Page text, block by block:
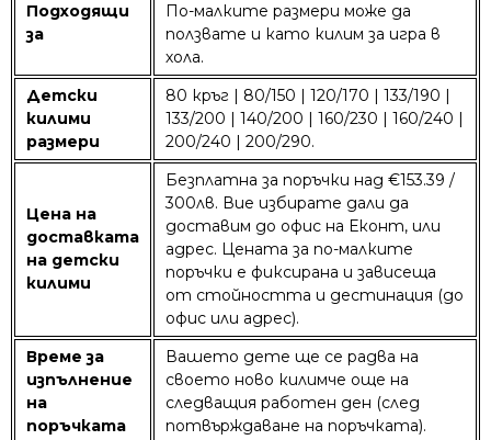
Подходящи
за
По-малките размери може да
ползвате и като килим за игра в
хола.
Детски
килими
размери
80 кръг | 80/150 | 120/170 | 133/190 |
133/200 | 140/200 | 160/230 | 160/240 |
200/240 | 200/290.
Цена на
доставката
на детски
килими
Безплатна за поръчки над €153.39 /
300лв. Вие избирате дали да
доставим до офис на Еконт, или
адрес. Цената за по-малките
поръчки е фиксирана и зависеща
от стойността и дестинация (до
офис или адрес).
Време за
изпълнение
на
поръчката
Вашето дете ще се радва на
своето ново килимче още на
следващия работен ден (след
потвърждаване на поръчката).